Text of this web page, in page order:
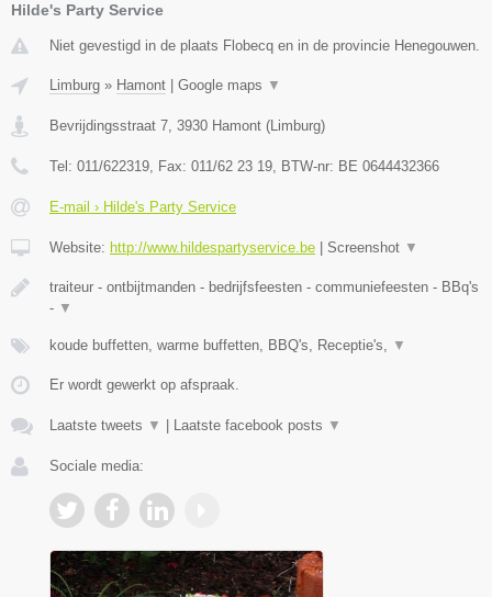
Hilde's Party Service
Niet gevestigd in de plaats Flobecq en in de provincie Henegouwen.
Limburg » Hamont Google maps ▼
Bevrijdingsstraat 7, 3930 Hamont (Limburg)
Tel: 011/622319, Fax: 011/62 23 19, BTW-nr: BE 0644432366
E-mail › Hilde's Party Service
Website: http://www.hildespartyservice.be Screenshot ▼
traiteur - ontbijtmanden - bedrijfsfeesten - communiefeesten - BBq's
- ▼
koude buffetten, warme buffetten, BBQ's, Receptie's, ▼
Er wordt gewerkt op afspraak.
Laatste tweets ▼ Laatste facebook posts ▼
Sociale media: